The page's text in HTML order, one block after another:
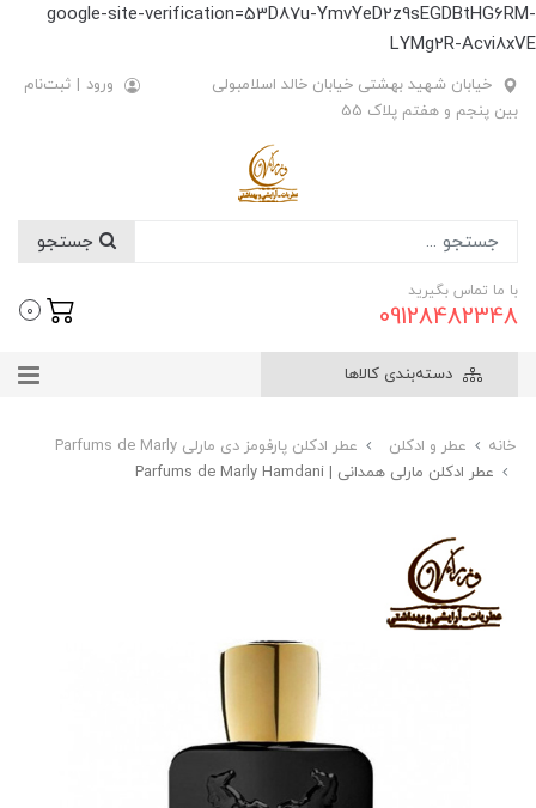
google-site-verification=53D87u-YmvYeD2z9sEGDBtHG6RM-
LYMg2R-Acvi8xVE
خیابان شهید بهشتی خیابان خالد اسلامبولی
بین پنجم و هفتم پلاک 55
ورود | ثبت‌نام
با ما تماس بگیرید
09128482348
0
دسته‌بندی کالاها
خانه عطر و ادکلن
عطر ادکلن پارفومز دی مارلی Parfums de Marly
عطر ادکلن مارلی همدانی | Parfums de Marly Hamdani